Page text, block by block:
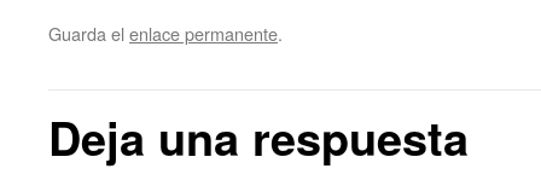
Guarda el enlace permanente.
Deja una respuesta